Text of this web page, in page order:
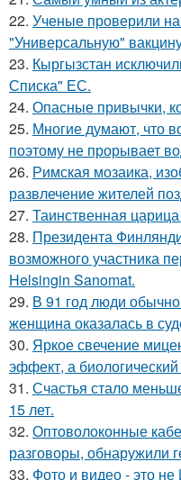
22. Ученые проверили
"Универсальную"
23. Кыргызстан
Списка" ЕС.
24. Опасные привычки,
25. Многие думают, что
поэтому не прорывает
26. Римская мозаика,
развлечение жителей
27. Таинственная
28. Президента
возможного участника
Helsingin Sanomat.
29. В 91 год люди
женщина оказалась в
30. Яркое свечение
эффект, а
31. Счастья стало
15 лет.
32. Оптоволоконные
разговоры, обнаружили
33. Фото и видео - это